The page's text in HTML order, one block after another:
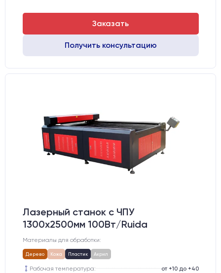
Заказать
Получить консультацию
Лазерный станок c ЧПУ
1300х2500мм 100Вт/Ruida
Материалы для обработки:
Дерево Кожа Пластик Акрил
Рабочая температура:
от +10 до +40